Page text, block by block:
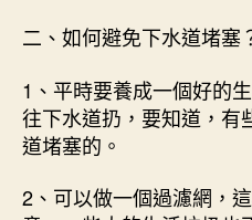
二、如何避免下水道堵塞
1、平時要養成一個好的
往下水道扔，要知道，有
道堵塞的。
2、可以做一個過濾網，